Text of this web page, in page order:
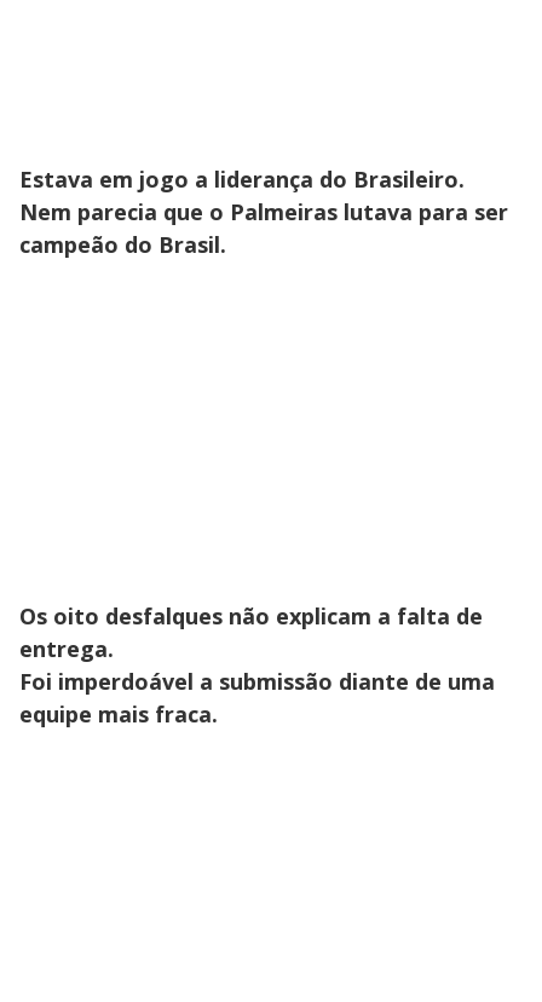
Estava em jogo a liderança do Brasileiro.
Nem parecia que o Palmeiras lutava para ser
campeão do Brasil.
Os oito desfalques não explicam a falta de
entrega.
Foi imperdoável a submissão diante de uma
equipe mais fraca.